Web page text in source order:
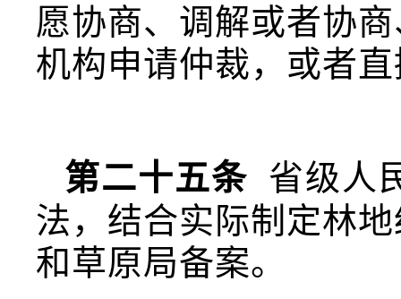
愿协商、调解或者协
机构申请仲裁，或者
第二十五条 省级人
法，结合实际制定林
和草原局备案。